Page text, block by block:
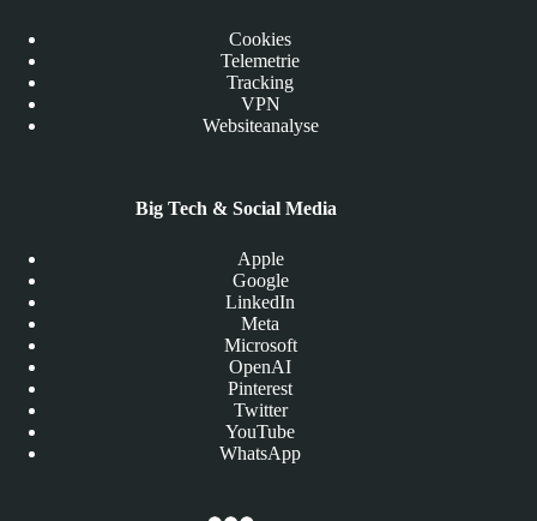
Cookies
Telemetrie
Tracking
VPN
Websiteanalyse
Big Tech & Social Media
Apple
Google
LinkedIn
Meta
Microsoft
OpenAI
Pinterest
Twitter
YouTube
WhatsApp